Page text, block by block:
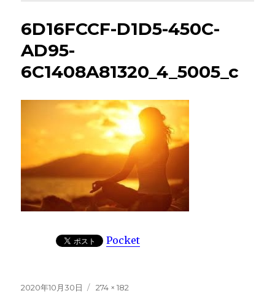
6D16FCCF-D1D5-450C-
AD95-
6C1408A81320_4_5005_c
Pocket
投
2020年10月30日
フ
274 × 182